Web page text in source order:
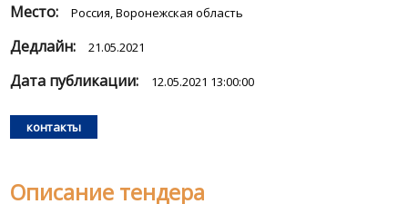
Место: Россия, Воронежская область
Дедлайн: 21.05.2021
Дата публикации: 12.05.2021 13:00:00
контакты
Описание тендера